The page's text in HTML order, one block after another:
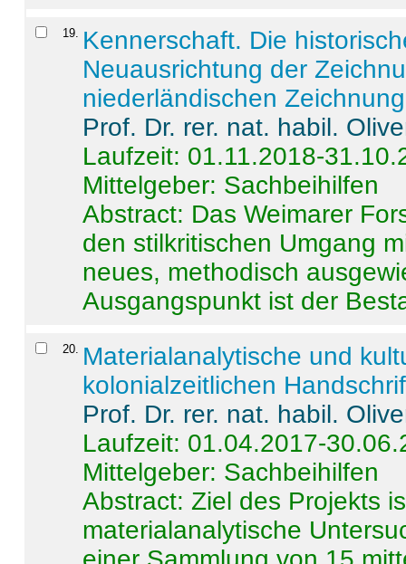
19
Kennerschaft. Die
Neuausrichtung der
niederländischen
Prof. Dr. rer. nat. habil.
Laufzeit: 01.11.2018-
Mittelgeber: Sachbeihilfen
Abstract: Das Weimarer
den stilkritischen Umgang
neues, methodisch
Ausgangspunkt ist der
20
Materialanalytische und
kolonialzeitlichen
Prof. Dr. rer. nat. habil.
Laufzeit: 01.04.2017-
Mittelgeber: Sachbeihilfen
Abstract:Ziel des Projekts
materialanalytische